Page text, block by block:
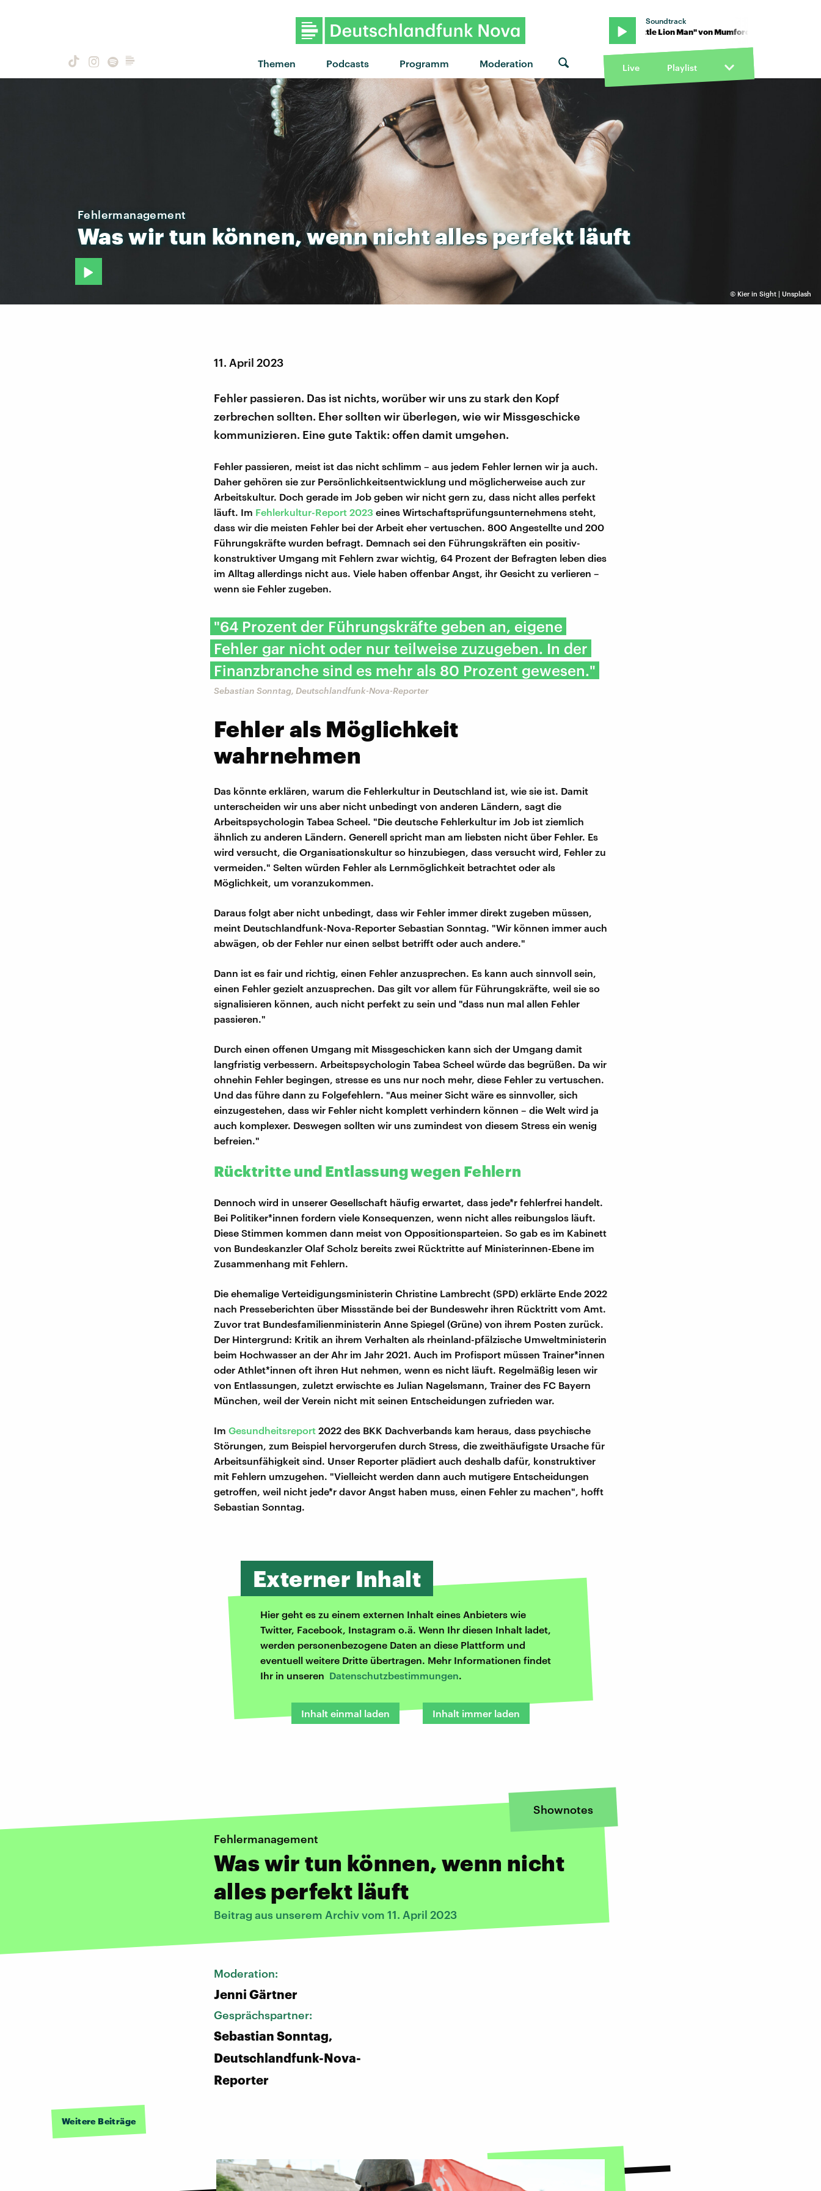
Themen Podcasts Programm Moderation
Soundtrack
"Little Lion Man" von Mumford & Sons · "Little Lion Man" von Mumford & Sons · "Little Lion Man"
Live Playlist
© Kier in Sight | Unsplash
Fehlermanagement
Waswir tun können, wennnichtallesperfektläuft
11. April 2023
Fehler passieren. Das ist nichts, worüber wir uns zu stark den Kopf
zerbrechen sollten. Eher sollten wir überlegen, wie wir Missgeschicke
kommunizieren. Eine gute Taktik: offen damit umgehen.
Fehler passieren, meist ist das nicht schlimm – aus jedem Fehler lernen wir ja auch.
Daher gehören sie zur Persönlichkeitsentwicklung und möglicherweise auch zur
Arbeitskultur. Doch gerade im Job geben wir nicht gern zu, dass nicht alles perfekt
läuft. Im Fehlerkultur-Report 2023 eines Wirtschaftsprüfungsunternehmens steht,
dass wir die meisten Fehler bei der Arbeit eher vertuschen. 800 Angestellte und 200
Führungskräfte wurden befragt. Demnach sei den Führungskräften ein positiv-
konstruktiver Umgang mit Fehlern zwar wichtig, 64 Prozent der Befragten leben dies
im Alltag allerdings nicht aus. Viele haben offenbar Angst, ihr Gesicht zu verlieren –
wenn sie Fehler zugeben.
"64 Prozent der Führungskräfte geben an, eigene
Fehler gar nicht oder nur teilweise zuzugeben. In der
Finanzbranche sind es mehr als 80 Prozent gewesen."
Sebastian Sonntag, Deutschlandfunk-Nova-Reporter
Fehler als Möglichkeit
wahrnehmen
Das könnte erklären, warum die Fehlerkultur in Deutschland ist, wie sie ist. Damit
unterscheiden wir uns aber nicht unbedingt von anderen Ländern, sagt die
Arbeitspsychologin Tabea Scheel. "Die deutsche Fehlerkultur im Job ist ziemlich
ähnlich zu anderen Ländern. Generell spricht man am liebsten nicht über Fehler. Es
wird versucht, die Organisationskultur so hinzubiegen, dass versucht wird, Fehler zu
vermeiden." Selten würden Fehler als Lernmöglichkeit betrachtet oder als
Möglichkeit, um voranzukommen.
Daraus folgt aber nicht unbedingt, dass wir Fehler immer direkt zugeben müssen,
meint Deutschlandfunk-Nova-Reporter Sebastian Sonntag. "Wir können immer auch
abwägen, ob der Fehler nur einen selbst betrifft oder auch andere."
Dann ist es fair und richtig, einen Fehler anzusprechen. Es kann auch sinnvoll sein,
einen Fehler gezielt anzusprechen. Das gilt vor allem für Führungskräfte, weil sie so
signalisieren können, auch nicht perfekt zu sein und "dass nun mal allen Fehler
passieren."
Durch einen offenen Umgang mit Missgeschicken kann sich der Umgang damit
langfristig verbessern. Arbeitspsychologin Tabea Scheel würde das begrüßen. Da wir
ohnehin Fehler begingen, stresse es uns nur noch mehr, diese Fehler zu vertuschen.
Und das führe dann zu Folgefehlern. "Aus meiner Sicht wäre es sinnvoller, sich
einzugestehen, dass wir Fehler nicht komplett verhindern können – die Welt wird ja
auch komplexer. Deswegen sollten wir uns zumindest von diesem Stress ein wenig
befreien."
Rücktritte und Entlassung wegen Fehlern
Dennoch wird in unserer Gesellschaft häufig erwartet, dass jede*r fehlerfrei handelt.
Bei Politiker*innen fordern viele Konsequenzen, wenn nicht alles reibungslos läuft.
Diese Stimmen kommen dann meist von Oppositionsparteien. So gab es im Kabinett
von Bundeskanzler Olaf Scholz bereits zwei Rücktritte auf Ministerinnen-Ebene im
Zusammenhang mit Fehlern.
Die ehemalige Verteidigungsministerin Christine Lambrecht (SPD) erklärte Ende 2022
nach Presseberichten über Missstände bei der Bundeswehr ihren Rücktritt vom Amt.
Zuvor trat Bundesfamilienministerin Anne Spiegel (Grüne) von ihrem Posten zurück.
Der Hintergrund: Kritik an ihrem Verhalten als rheinland-pfälzische Umweltministerin
beim Hochwasser an der Ahr im Jahr 2021. Auch im Profisport müssen Trainer*innen
oder Athlet*innen oft ihren Hut nehmen, wenn es nicht läuft. Regelmäßig lesen wir
von Entlassungen, zuletzt erwischte es Julian Nagelsmann, Trainer des FC Bayern
München, weil der Verein nicht mit seinen Entscheidungen zufrieden war.
Im Gesundheitsreport 2022 des BKK Dachverbands kam heraus, dass psychische
Störungen, zum Beispiel hervorgerufen durch Stress, die zweithäufigste Ursache für
Arbeitsunfähigkeit sind. Unser Reporter plädiert auch deshalb dafür, konstruktiver
mit Fehlern umzugehen. "Vielleicht werden dann auch mutigere Entscheidungen
getroffen, weil nicht jede*r davor Angst haben muss, einen Fehler zu machen", hofft
Sebastian Sonntag.
Externer Inhalt
Hier geht es zu einem externen Inhalt eines Anbieters wie
Twitter, Facebook, Instagram o.ä. Wenn Ihr diesen Inhalt ladet,
werden personenbezogene Daten an diese Plattform und
eventuell weitere Dritte übertragen. Mehr Informationen findet
Ihr in unseren Datenschutzbestimmungen.
Inhalt einmal laden Inhalt immer laden
Shownotes
Fehlermanagement
Was wir tun können, wenn nicht
alles perfekt läuft
Beitrag aus unserem Archiv vom 11. April 2023
Moderation:
Jenni Gärtner
Gesprächspartner:
Sebastian Sonntag,
Deutschlandfunk-Nova-
Reporter
Weitere Beiträge